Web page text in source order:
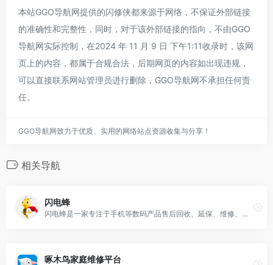
本站GGO导航网提供的闪修侠都来源于网络，不保证外部链接
的准确性和完整性，同时，对于该外部链接的指向，不由GGO
导航网实际控制，在2024 年 11 月 9 日 下午1:11收录时，该网
页上的内容，都属于合规合法，后期网页的内容如出现违规，
可以直接联系网站管理员进行删除，GGO导航网不承担任何责
任。
GGO导航网致力于优质、实用的网络站点资源收集与分享！
相关导航
闪电蜂
闪电蜂是一家专注于手机等数码产品售后回收、延保、维修、新型租机等全线服务的O2O手机综合服务平台 。
啄木鸟家庭维修平台